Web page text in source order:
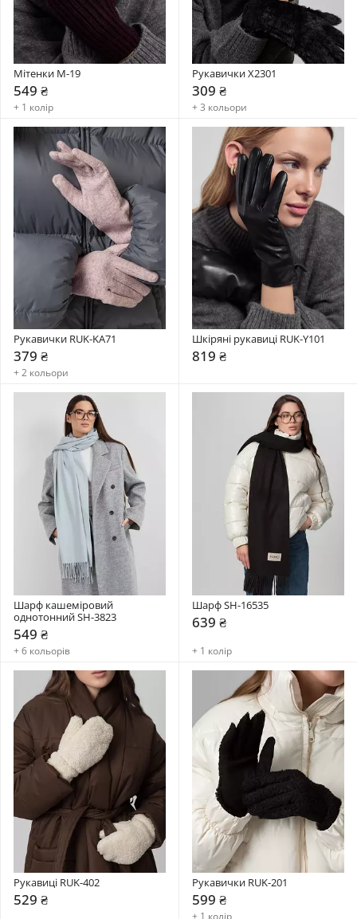
Мітенки М-19
549 ₴
+ 1 колір
Рукавички X2301
309 ₴
+ 3 кольори
Рукавички RUK-KA71
379 ₴
+ 2 кольори
Шкіряні рукавиці RUK-Y101
819 ₴
Шарф кашеміровий
однотонний SH-3823
549 ₴
+ 6 кольорів
Шарф SH-16535
639 ₴
+ 1 колір
Рукавиці RUK-402
529 ₴
Рукавички RUK-201
599 ₴
+ 1 колір